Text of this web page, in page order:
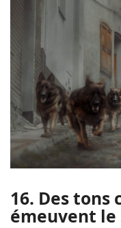
16. Des tons
émeuvent